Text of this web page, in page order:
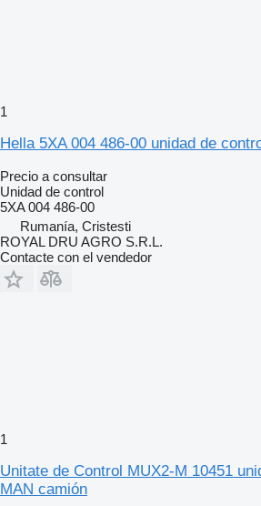
1
Hella 5XA 004 486-00 unidad de
Precio a consultar
Unidad de control
5XA 004 486-00
Rumanía, Cristesti
ROYAL DRU AGRO S.R.L.
Contacte con el vendedor
1
Unitate de Control MUX2-M 10451
MAN camión